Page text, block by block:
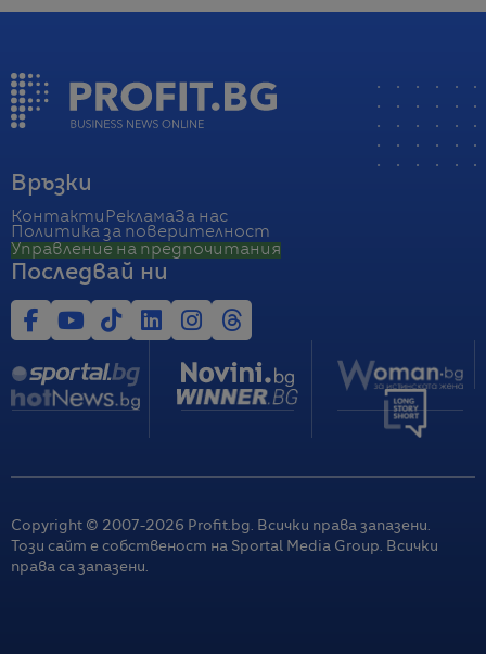
Връзки
Контакти РекламаЗа нас
Политика за поверителност
Управление на предпочитания
Последвай ни
Copyright © 2007-2026 Profit.bg. Всички права запазени.
Този сайт е собственост на Sportal Media Group. Всички
права са запазени.